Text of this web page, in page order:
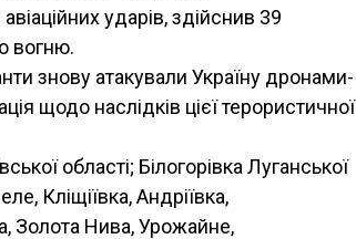
ударів, здійснив 39
вогню.
знову атакували Україну дронами-
щодо наслідків цієї терористичної
області; Білогорівка Луганської
Кліщіївка, Андріївка,
Золота Нива, Урожайне,